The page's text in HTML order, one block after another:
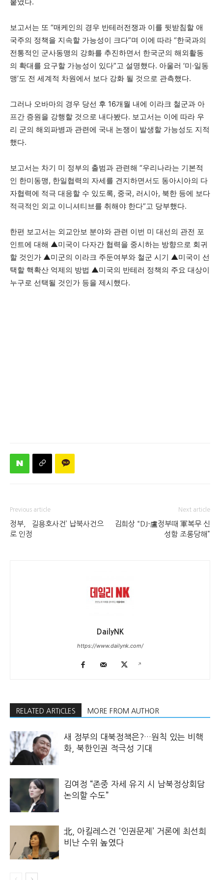
보고서는 또 “매케인의 경우 반테러전쟁과 이를 뒷받침할 애
국주의 정책을 지속할 가능성이 크다”며 이에 따라 “한국과의
전통적인 군사동맹의 강화를 추진하면서 한국군의 해외활동
의 확대를 요구할 가능성이 있다”고 설명했다. 아울러 ‘미·일동
맹’도 전 세계적 차원에서 보다 강화 될 것으로 관측했다.
그러나 오바마의 경우 당선 후 16개월 내에 이라크 철군과 아
프간 증원을 강행할 것으로 내다봤다. 보고서는 이에 따라 우
리 군의 해외파병과 관련에 국내 논쟁이 발생할 가능성도 지적
했다.
보고서는 차기 미 정부의 출범과 관련해 “우리나라는 기본적
인 한미동맹, 한일협력의 자세를 견지하면서도 동아시아의 다
자협력에 적극 대응할 수 있도록, 중국, 러시아, 북한 등에 보다
적극적인 외교 이니셔티브를 취해야 한다”고 당부했다.
한편 보고서는 외교안보 분야와 관련 이번 미 대선의 관전 포
인트에 대해 ▲미국이 다자간 협력을 중시하는 방향으로 회귀
할 것인가 ▲미군의 이라크 주둔여부와 철군 시기 ▲미국이 선
택할 핵확산 억제의 방법 ▲미국의 반테러 정책의 주요 대상이
누구로 선택될 것인가 등을 제시했다.
Previous article
정부, `길용호사건’ 납북사건으
로 인정
Next article
김희상 “DJ-盧정부때 軍복무 신
성함 조롱당해”
DailyNK
https://www.dailynk.com/
RELATED ARTICLES MORE FROM AUTHOR
새 정부의 대북정책은?…원칙 있는 비핵
화, 북한인권 적극성 기대
김여정 “존중 자세 유지 시 남북정상회담
논의할 수도”
北, 아킬레스건 ‘인권문제’ 거론에 최선희
비난 수위 높였다